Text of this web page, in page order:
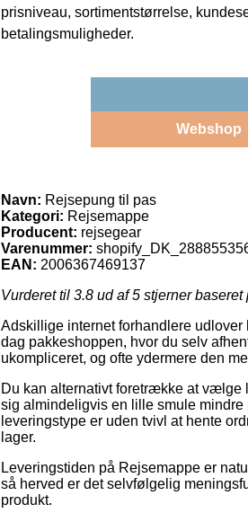
prisniveau, sortimentstørrelse,
betalingsmuligheder.
Webshop
Navn: Rejsepung til pas
Kategori: Rejsemappe
Producent: rejsegear
Varenummer:
EAN: 2006367469137
Vurderet til 3.8 ud af 5 stjerner baseret
Adskillige internet forhandlere
dag pakkeshoppen, hvor du selv
ukompliceret, og ofte ydermere den
Du kan alternativt foretrække at vælge
sig almindeligvis en lille smule
leveringstype er uden tvivl at hente
lager.
Leveringstiden på Rejsemappe er
så herved er det selvfølgelig
produkt.